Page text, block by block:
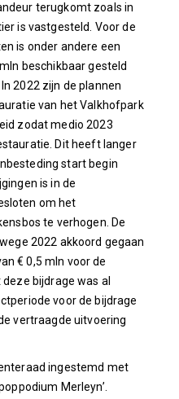
terugkomt zoals in
is vastgesteld. Voor de
is onder andere een
beschikbaar gesteld
2022 zijn de plannen
van het Valkhofpark
zodat medio 2023
Dit heeft langer
start begin
is in de
om het
te verhogen. De
2022 akkoord gegaan
€ 0,5 mln voor de
bijdrage was al
voor de bijdrage
vertraagde uitvoering
ingestemd met
Merleyn’.